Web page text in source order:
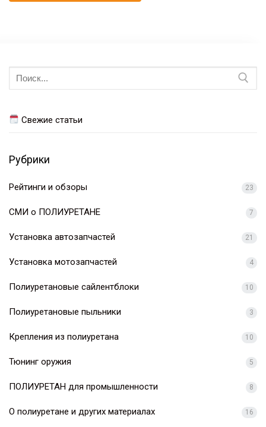
Искать:
Свежие статьи
Рубрики
Рейтинги и обзоры 23
СМИ о ПОЛИУРЕТАНЕ 7
Установка автозапчастей 21
Установка мотозапчастей 4
Полиуретановые сайлентблоки 10
Полиуретановые пыльники 3
Крепления из полиуретана 10
Тюнинг оружия 5
ПОЛИУРЕТАН для промышленности 8
О полиуретане и других материалах 16